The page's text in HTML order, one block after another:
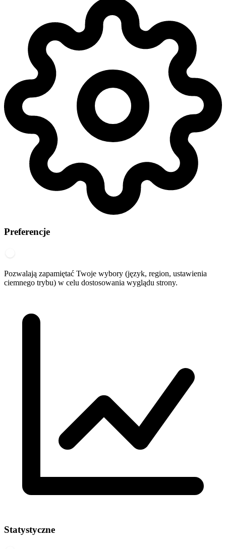
Preferencje
Pozwalają zapamiętać Twoje wybory (język, region, ustawienia
ciemnego trybu) w celu dostosowania wyglądu strony.
Statystyczne